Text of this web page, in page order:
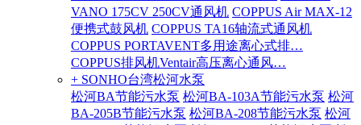
VANO 175CV 250CV通风机 COPPUS Air MAX-12
便携式鼓风机 COPPUS TA16轴流式通风机
COPPUS PORTAVENT多用途离心式排…
COPPUS排风机Ventair高压离心通风…
+ SONHO台湾松河水泵
松河BA节能污水泵 松河BA-103A节能污水泵 松河
BA-205B节能污水泵 松河BA-208节能污水泵 松河